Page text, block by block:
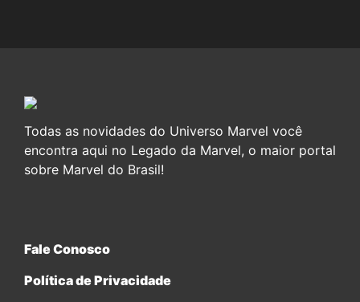
Todas as novidades do Universo Marvel você
encontra aqui no Legado da Marvel, o maior portal
sobre Marvel do Brasil!
Fale Conosco
Política de Privacidade